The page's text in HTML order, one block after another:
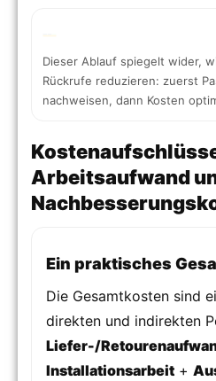
Dieser Ablauf spiegelt wider,
Rückrufe reduzieren: zuerst
nachweisen, dann Kosten
Arbeitsaufwand
Ein praktisches
Die Gesamtkosten sind
direkten und indirekten
Liefer-/
Installationsarbeit +